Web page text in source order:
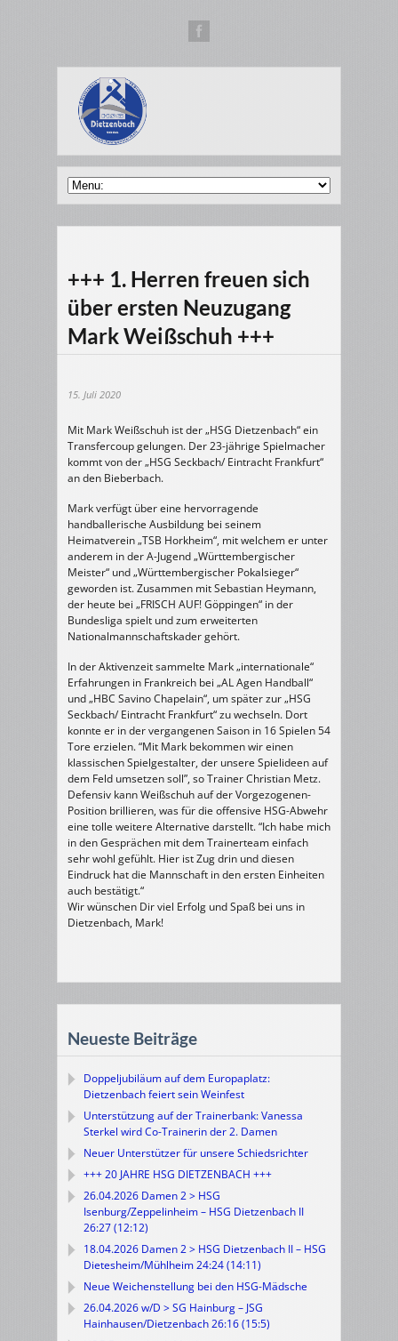
+++ 1. Herren freuen sich
über ersten Neuzugang
Mark Weißschuh +++
15. Juli 2020
Mit Mark Weißschuh ist der „HSG Dietzenbach“ ein
Transfercoup gelungen. Der 23-jährige Spielmacher
kommt von der „HSG Seckbach/ Eintracht Frankfurt“
an den Bieberbach.
Mark verfügt über eine hervorragende
handballerische Ausbildung bei seinem
Heimatverein „TSB Horkheim“, mit welchem er unter
anderem in der A-Jugend „Württembergischer
Meister“ und „Württembergischer Pokalsieger“
geworden ist. Zusammen mit Sebastian Heymann,
der heute bei „FRISCH AUF! Göppingen“ in der
Bundesliga spielt und zum erweiterten
Nationalmannschaftskader gehört.
In der Aktivenzeit sammelte Mark „internationale“
Erfahrungen in Frankreich bei „AL Agen Handball“
und „HBC Savino Chapelain“, um später zur „HSG
Seckbach/ Eintracht Frankfurt“ zu wechseln. Dort
konnte er in der vergangenen Saison in 16 Spielen 54
Tore erzielen. “Mit Mark bekommen wir einen
klassischen Spielgestalter, der unsere Spielideen auf
dem Feld umsetzen soll”, so Trainer Christian Metz.
Defensiv kann Weißschuh auf der Vorgezogenen-
Position brillieren, was für die offensive HSG-Abwehr
eine tolle weitere Alternative darstellt. “Ich habe mich
in den Gesprächen mit dem Trainerteam einfach
sehr wohl gefühlt. Hier ist Zug drin und diesen
Eindruck hat die Mannschaft in den ersten Einheiten
auch bestätigt.“
Wir wünschen Dir viel Erfolg und Spaß bei uns in
Dietzenbach, Mark!
Neueste Beiträge
Doppeljubiläum auf dem Europaplatz:
Dietzenbach feiert sein Weinfest
Unterstützung auf der Trainerbank: Vanessa
Sterkel wird Co-Trainerin der 2. Damen
Neuer Unterstützer für unsere Schiedsrichter
+++ 20 JAHRE HSG DIETZENBACH +++
26.04.2026 Damen 2 > HSG
Isenburg/Zeppelinheim – HSG Dietzenbach II
26:27 (12:12)
18.04.2026 Damen 2 > HSG Dietzenbach II – HSG
Dietesheim/Mühlheim 24:24 (14:11)
Neue Weichenstellung bei den HSG-Mädsche
26.04.2026 w/D > SG Hainburg – JSG
Hainhausen/Dietzenbach 26:16 (15:5)